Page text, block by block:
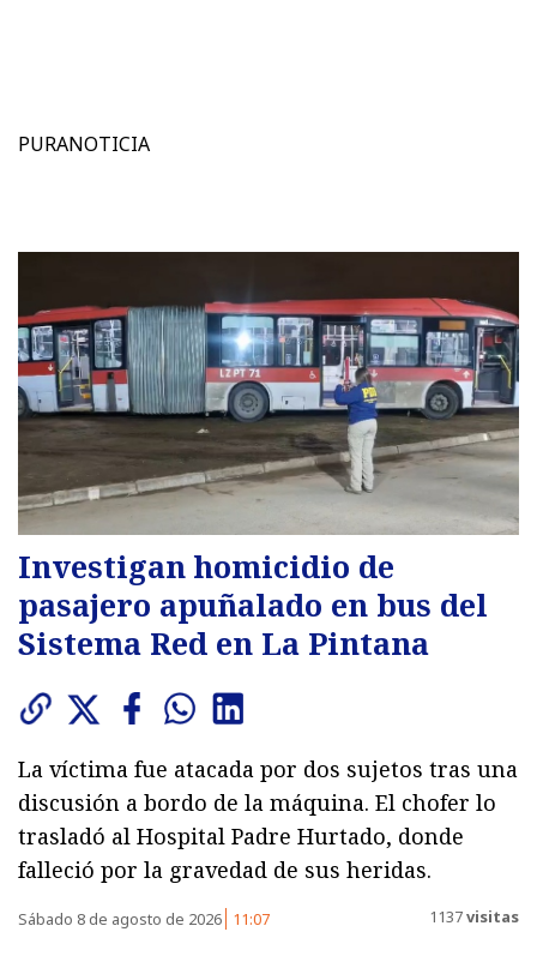
PURANOTICIA
Investigan homicidio de
pasajero apuñalado en bus del
Sistema Red en La Pintana
La víctima fue atacada por dos sujetos tras una
discusión a bordo de la máquina. El chofer lo
trasladó al Hospital Padre Hurtado, donde
falleció por la gravedad de sus heridas.
Sábado 8 de agosto de 2026 11:07 1137visitas